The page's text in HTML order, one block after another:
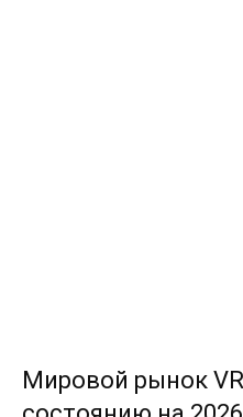
Мировой рынок